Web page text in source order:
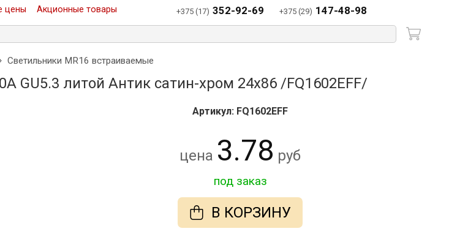
цены Акционные товары +375 (17) 352-92-69 +375 (29) 147-48-98
Светильники MR16 встраиваемые
GU5.3 литой Антик сатин-хром 24x86 /FQ1602EFF/
Артикул: FQ1602EFF
цена 3.78 руб
под заказ
В КОРЗИНУ